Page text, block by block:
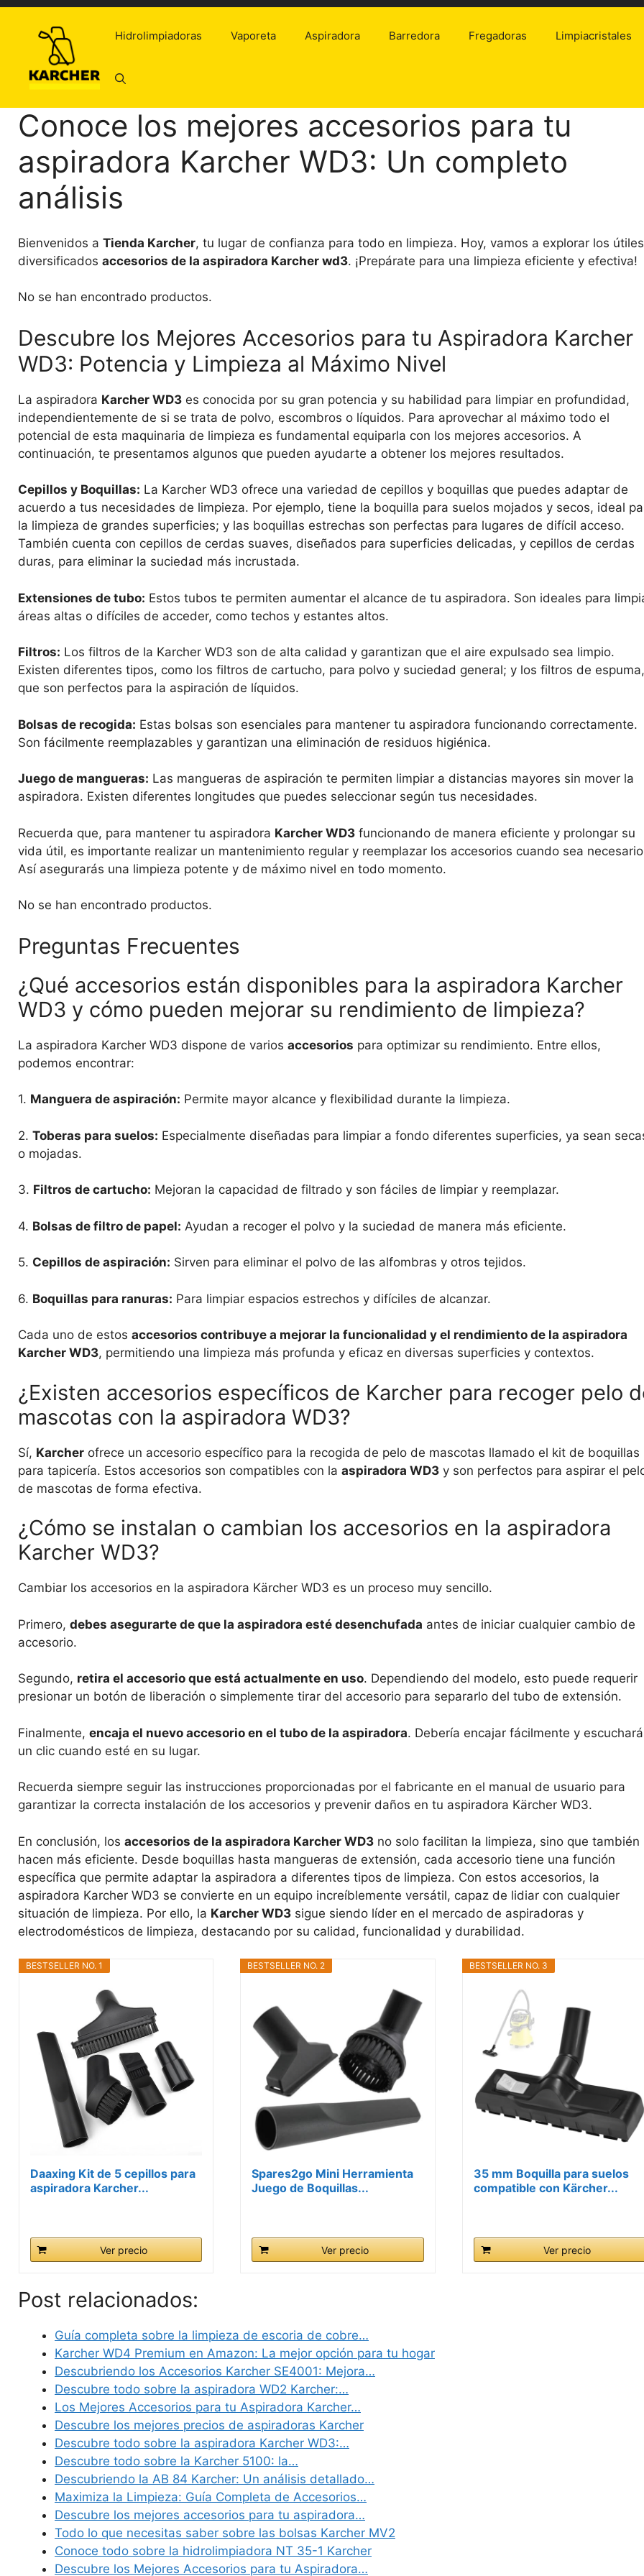
Saltar
contenido
Hidrolimpiadoras Vaporeta Aspiradora Barredora Fregadoras Limpiacristales
Conoce los mejores accesorios para tu
aspiradora Karcher WD3: Un completo
análisis
Bienvenidos a Tienda Karcher, tu lugar de confianza para todo en limpieza. Hoy, vamos a explorar los
diversificados accesorios de la aspiradora Karcher wd3. ¡Prepárate para una limpieza eficiente y efectiva!
No se han encontrado productos.
Descubre los Mejores Accesorios para tu Aspiradora Karcher
WD3: Potencia y Limpieza al Máximo Nivel
La aspiradora Karcher WD3 es conocida por su gran potencia y su habilidad para limpiar en profundidad,
independientemente de si se trata de polvo, escombros o líquidos. Para aprovechar al máximo todo el
potencial de esta maquinaria de limpieza es fundamental equiparla con los mejores accesorios. A
continuación, te presentamos algunos que pueden ayudarte a obtener los mejores resultados.
Cepillos y Boquillas: La Karcher WD3 ofrece una variedad de cepillos y boquillas que puedes adaptar de
acuerdo a tus necesidades de limpieza. Por ejemplo, tiene la boquilla para suelos mojados y secos, ideal
la limpieza de grandes superficies; y las boquillas estrechas son perfectas para lugares de difícil acceso.
También cuenta con cepillos de cerdas suaves, diseñados para superficies delicadas, y cepillos de cerdas
duras, para eliminar la suciedad más incrustada.
Extensiones de tubo: Estos tubos te permiten aumentar el alcance de tu aspiradora. Son ideales para
áreas altas o difíciles de acceder, como techos y estantes altos.
Filtros: Los filtros de la Karcher WD3 son de alta calidad y garantizan que el aire expulsado sea limpio.
Existen diferentes tipos, como los filtros de cartucho, para polvo y suciedad general; y los filtros de espuma,
que son perfectos para la aspiración de líquidos.
Bolsas de recogida: Estas bolsas son esenciales para mantener tu aspiradora funcionando correctamente.
Son fácilmente reemplazables y garantizan una eliminación de residuos higiénica.
Juego de mangueras: Las mangueras de aspiración te permiten limpiar a distancias mayores sin mover la
aspiradora. Existen diferentes longitudes que puedes seleccionar según tus necesidades.
Recuerda que, para mantener tu aspiradora Karcher WD3 funcionando de manera eficiente y prolongar su
vida útil, es importante realizar un mantenimiento regular y reemplazar los accesorios cuando sea
Así asegurarás una limpieza potente y de máximo nivel en todo momento.
No se han encontrado productos.
Preguntas Frecuentes
¿Qué accesorios están disponibles para la aspiradora Karcher
WD3 y cómo pueden mejorar su rendimiento de limpieza?
La aspiradora Karcher WD3 dispone de varios accesorios para optimizar su rendimiento. Entre ellos,
podemos encontrar:
1. Manguera de aspiración: Permite mayor alcance y flexibilidad durante la limpieza.
2. Toberas para suelos: Especialmente diseñadas para limpiar a fondo diferentes superficies, ya sean
o mojadas.
3. Filtros de cartucho: Mejoran la capacidad de filtrado y son fáciles de limpiar y reemplazar.
4. Bolsas de filtro de papel: Ayudan a recoger el polvo y la suciedad de manera más eficiente.
5. Cepillos de aspiración: Sirven para eliminar el polvo de las alfombras y otros tejidos.
6. Boquillas para ranuras: Para limpiar espacios estrechos y difíciles de alcanzar.
Cada uno de estos accesorios contribuye a mejorar la funcionalidad y el rendimiento de la aspiradora
Karcher WD3, permitiendo una limpieza más profunda y eficaz en diversas superficies y contextos.
¿Existen accesorios específicos de Karcher para recoger pelo
mascotas con la aspiradora WD3?
Sí, Karcher ofrece un accesorio específico para la recogida de pelo de mascotas llamado el kit de boquillas
para tapicería. Estos accesorios son compatibles con la aspiradora WD3 y son perfectos para aspirar el
de mascotas de forma efectiva.
¿Cómo se instalan o cambian los accesorios en la aspiradora
Karcher WD3?
Cambiar los accesorios en la aspiradora Kärcher WD3 es un proceso muy sencillo.
Primero, debes asegurarte de que la aspiradora esté desenchufada antes de iniciar cualquier cambio de
accesorio.
Segundo, retira el accesorio que está actualmente en uso. Dependiendo del modelo, esto puede requerir
presionar un botón de liberación o simplemente tirar del accesorio para separarlo del tubo de extensión.
Finalmente, encaja el nuevo accesorio en el tubo de la aspiradora. Debería encajar fácilmente y
un clic cuando esté en su lugar.
Recuerda siempre seguir las instrucciones proporcionadas por el fabricante en el manual de usuario para
garantizar la correcta instalación de los accesorios y prevenir daños en tu aspiradora Kärcher WD3.
En conclusión, los accesorios de la aspiradora Karcher WD3 no solo facilitan la limpieza, sino que también
hacen más eficiente. Desde boquillas hasta mangueras de extensión, cada accesorio tiene una función
específica que permite adaptar la aspiradora a diferentes tipos de limpieza. Con estos accesorios, la
aspiradora Karcher WD3 se convierte en un equipo increíblemente versátil, capaz de lidiar con cualquier
situación de limpieza. Por ello, la Karcher WD3 sigue siendo líder en el mercado de aspiradoras y
electrodomésticos de limpieza, destacando por su calidad, funcionalidad y durabilidad.
BESTSELLER NO. 1
Daaxing Kit de 5 cepillos para
aspiradora Karcher...
Ver precio
BESTSELLER NO. 2
Spares2go Mini Herramienta
Juego de Boquillas...
Ver precio
BESTSELLER NO. 3
35 mm Boquilla para suelos
compatible con Kärcher...
Ver precio
Post relacionados:
Guía completa sobre la limpieza de escoria de cobre…
Karcher WD4 Premium en Amazon: La mejor opción para tu hogar
Descubriendo los Accesorios Karcher SE4001: Mejora…
Descubre todo sobre la aspiradora WD2 Karcher:…
Los Mejores Accesorios para tu Aspiradora Karcher…
Descubre los mejores precios de aspiradoras Karcher
Descubre todo sobre la aspiradora Karcher WD3:…
Descubre todo sobre la Karcher 5100: la…
Descubriendo la AB 84 Karcher: Un análisis detallado…
Maximiza la Limpieza: Guía Completa de Accesorios…
Descubre los mejores accesorios para tu aspiradora…
Todo lo que necesitas saber sobre las bolsas Karcher MV2
Conoce todo sobre la hidrolimpiadora NT 35-1 Karcher
Descubre los Mejores Accesorios para tu Aspiradora…